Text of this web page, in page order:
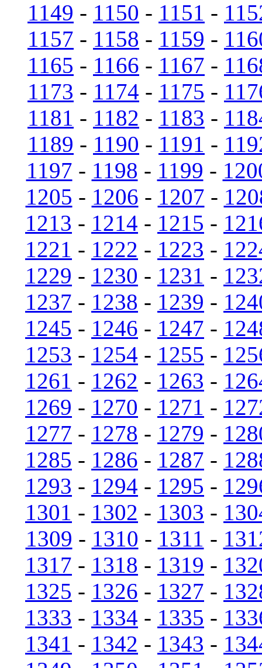
1149 - 1150 - 1151 -
1157 - 1158 - 1159 -
1165 - 1166 - 1167 -
1173 - 1174 - 1175 -
1181 - 1182 - 1183 -
1189 - 1190 - 1191 -
1197 - 1198 - 1199 -
1205 - 1206 - 1207 -
1213 - 1214 - 1215 -
1221 - 1222 - 1223 -
1229 - 1230 - 1231 -
1237 - 1238 - 1239 -
1245 - 1246 - 1247 -
1253 - 1254 - 1255 -
1261 - 1262 - 1263 -
1269 - 1270 - 1271 -
1277 - 1278 - 1279 -
1285 - 1286 - 1287 -
1293 - 1294 - 1295 -
1301 - 1302 - 1303 -
1309 - 1310 - 1311 -
1317 - 1318 - 1319 -
1325 - 1326 - 1327 -
1333 - 1334 - 1335 -
1341 - 1342 - 1343 -